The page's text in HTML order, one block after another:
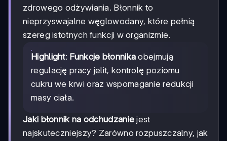
zdrowego odżywiania. Błonnik to
nieprzyswajalne węglowodany, które pełnią
szereg istotnych funkcji w organizmie.
Highlight: Funkcje błonnika obejmują
regulację pracy jelit, kontrolę poziomu
cukru we krwi oraz wspomaganie redukcji
masy ciała.
Jaki błonnik na odchudzanie jest
najskuteczniejszy? Zarówno rozpuszczalny, jak